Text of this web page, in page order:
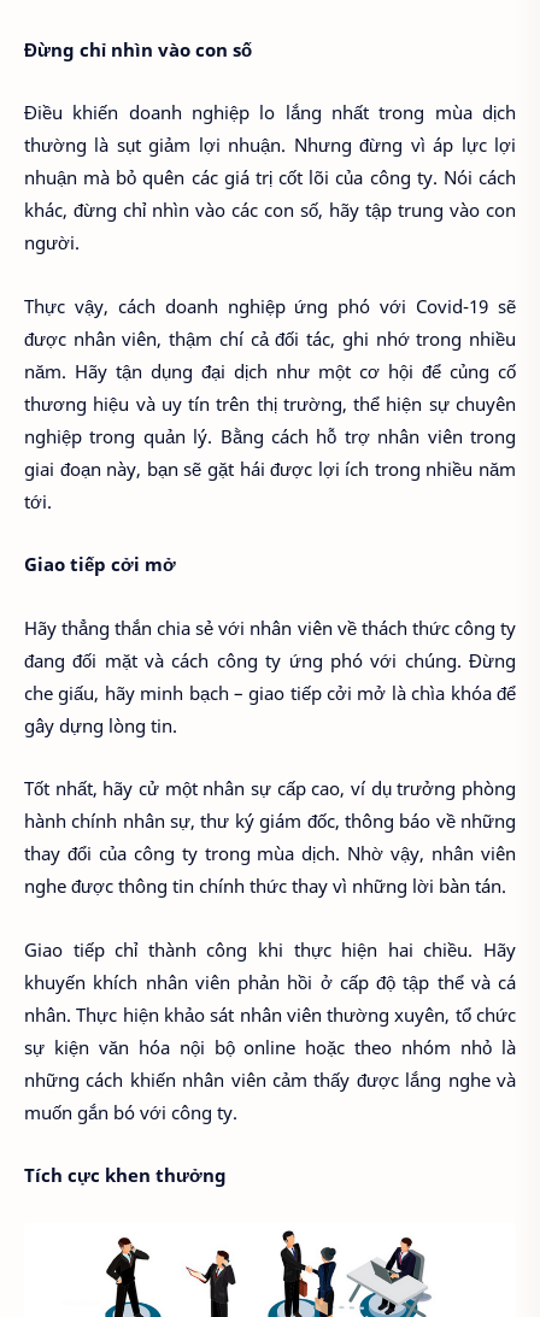
Đừng chỉ nhìn vào con số
Điều khiến doanh nghiệp lo lắng nhất trong mùa dịch
thường là sụt giảm lợi nhuận. Nhưng đừng vì áp lực lợi
nhuận mà bỏ quên các giá trị cốt lõi của công ty. Nói cách
khác, đừng chỉ nhìn vào các con số, hãy tập trung vào con
người.
Thực vậy, cách doanh nghiệp ứng phó với Covid-19 sẽ
được nhân viên, thậm chí cả đối tác, ghi nhớ trong nhiều
năm. Hãy tận dụng đại dịch như một cơ hội để củng cố
thương hiệu và uy tín trên thị trường, thể hiện sự chuyên
nghiệp trong quản lý. Bằng cách hỗ trợ nhân viên trong
giai đoạn này, bạn sẽ gặt hái được lợi ích trong nhiều năm
tới.
Giao tiếp cởi mở
Hãy thẳng thắn chia sẻ với nhân viên về thách thức công ty
đang đối mặt và cách công ty ứng phó với chúng. Đừng
che giấu, hãy minh bạch – giao tiếp cởi mở là chìa khóa để
gây dựng lòng tin.
Tốt nhất, hãy cử một nhân sự cấp cao, ví dụ trưởng phòng
hành chính nhân sự, thư ký giám đốc, thông báo về những
thay đổi của công ty trong mùa dịch. Nhờ vậy, nhân viên
nghe được thông tin chính thức thay vì những lời bàn tán.
Giao tiếp chỉ thành công khi thực hiện hai chiều. Hãy
khuyến khích nhân viên phản hồi ở cấp độ tập thể và cá
nhân. Thực hiện khảo sát nhân viên thường xuyên, tổ chức
sự kiện văn hóa nội bộ online hoặc theo nhóm nhỏ là
những cách khiến nhân viên cảm thấy được lắng nghe và
muốn gắn bó với công ty.
Tích cực khen thưởng